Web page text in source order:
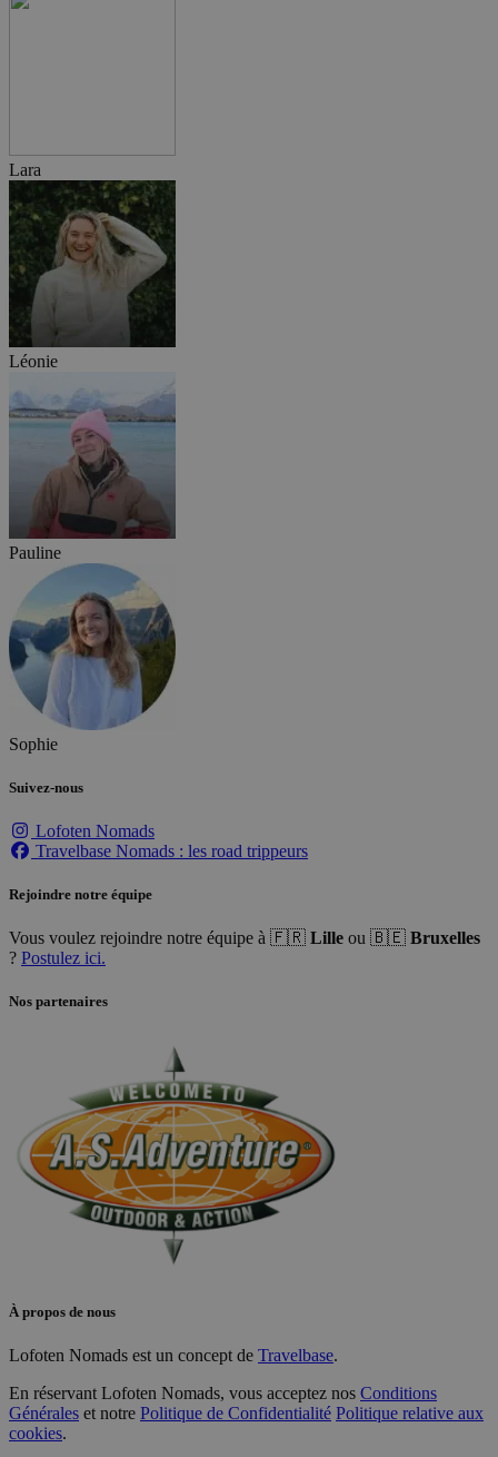
Lara
Léonie
Pauline
Sophie
Suivez-nous
Lofoten Nomads
Travelbase Nomads : les road trippeurs
Rejoindre notre équipe
Vous voulez rejoindre notre équipe à 🇫🇷 Lille ou 🇧🇪 Bruxelles
? Postulez ici.
Nos partenaires
À propos de nous
Lofoten Nomads est un concept de Travelbase.
En réservant Lofoten Nomads, vous acceptez nos Conditions
Générales et notre Politique de Confidentialité Politique relative aux
cookies.